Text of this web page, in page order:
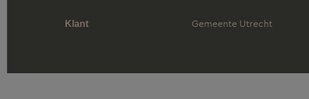
Klant Gemeente Utrecht